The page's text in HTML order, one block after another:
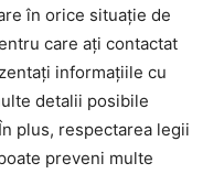
în orice situație de
care ați contactat
informațiile cu
detalii posibile
plus, respectarea legii
preveni multe